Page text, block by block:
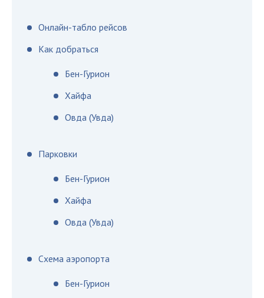
Онлайн-табло рейсов
Как добраться
Бен-Гурион
Хайфа
Овда (Увда)
Парковки
Бен-Гурион
Хайфа
Овда (Увда)
Схема аэропорта
Бен-Гурион